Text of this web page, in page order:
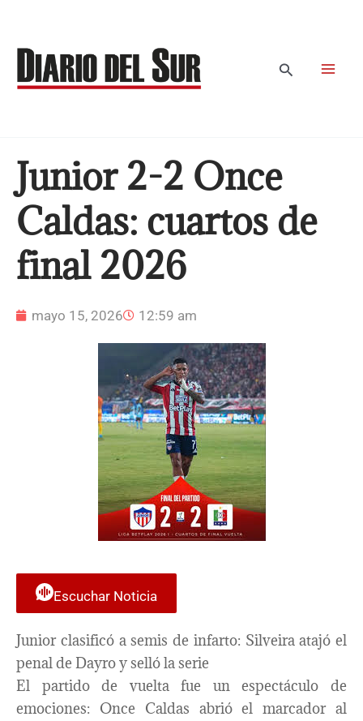
contenido
Buscar
Junior 2-2 Once
Caldas: cuartos de
final 2026
mayo 15, 2026 12:59 am
Escuchar Noticia
Junior clasificó a semis de infarto: Silveira atajó el
penal de Dayro y selló la serie
El partido de vuelta fue un espectáculo de
emociones: Once Caldas abrió el marcador al